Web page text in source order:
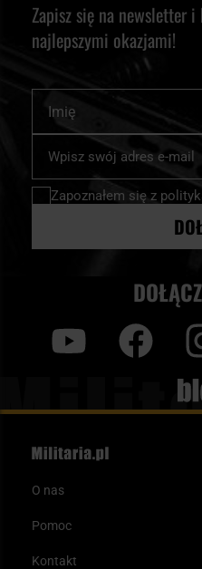
Zapisz się na newsletter i
najlepszymi okazjami!
nasz
newsletter:
Zapoznałem się z
O nas
Pomoc
Kontakt